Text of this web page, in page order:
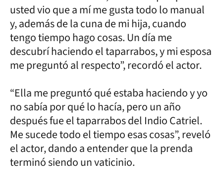
usted vio que a mí me gusta todo lo manual
y, además de la cuna de mi hija, cuando
tengo tiempo hago cosas. Un día me
descubrí haciendo el taparrabos, y mi esposa
me preguntó al respecto”, recordó el actor.
“Ella me preguntó qué estaba haciendo y yo
no sabía por qué lo hacía, pero un año
después fue el taparrabos del Indio Catriel.
Me sucede todo el tiempo esas cosas”, reveló
el actor, dando a entender que la prenda
terminó siendo un vaticinio.